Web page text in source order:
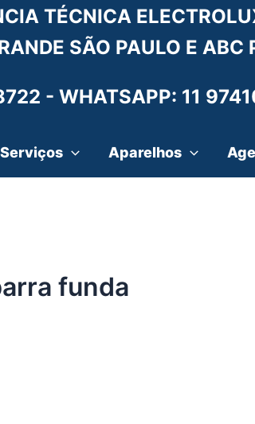
TÉCNICA
SÃO PAULO E ABC
- WHATSAPP: 11
Serviços Aparelhos
funda